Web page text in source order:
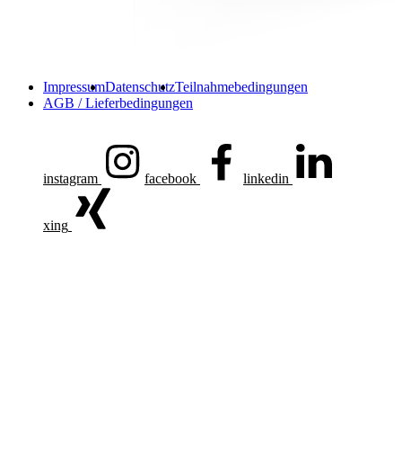
ImpressumDatenschutzTeilnahmebedingungen
AGB / Lieferbedingungen
instagram facebook linkedin
xing